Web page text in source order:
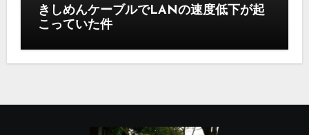
きしめんケーブルでLANの速度低下が起
こっていた件